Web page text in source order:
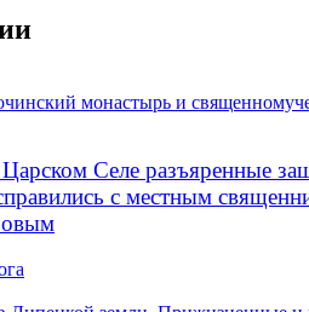
монастырь и
Селе разъяренные
с местным